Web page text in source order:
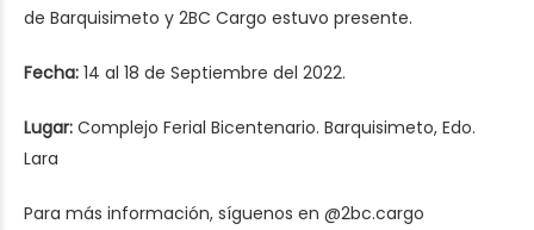
de Barquisimeto y 2BC Cargo estuvo presente.
Fecha: 14 al 18 de Septiembre del 2022.
Lugar: Complejo Ferial Bicentenario. Barquisimeto, Edo.
Lara
Para más información, síguenos en @2bc.cargo